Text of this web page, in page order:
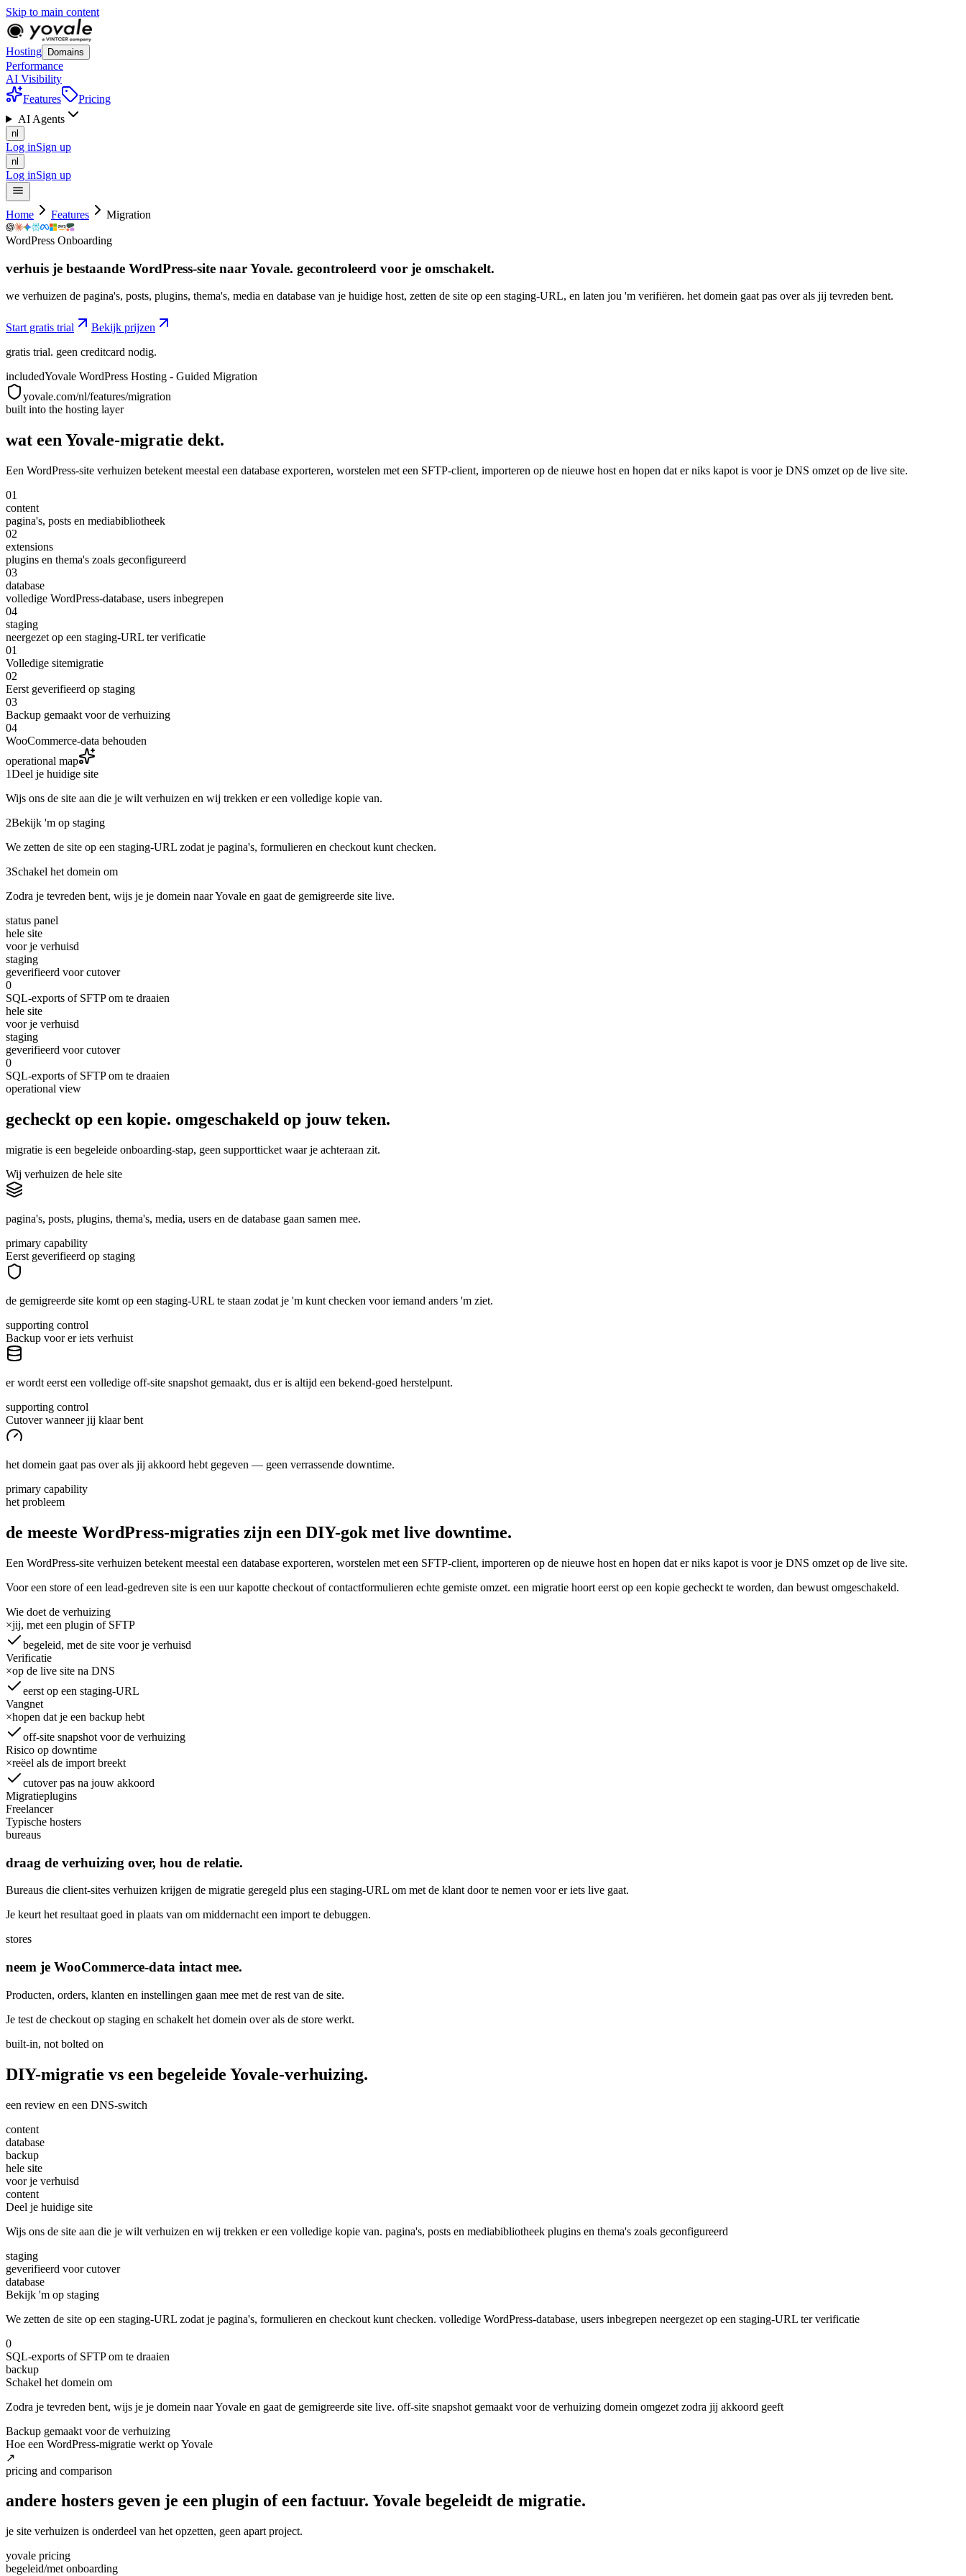
Skip to main content
Hosting Domains
Performance
AI Visibility
Features
Pricing
AI Agents
nl
Log inSign up
nl
Log inSign up
Home Features Migration
WordPress Onboarding
verhuis je bestaande WordPress-site naar Yovale. gecontroleerd voor je omschakelt.
we verhuizen de pagina's, posts, plugins, thema's, media en database van je huidige host, zetten de site op een staging-URL, en laten jou 'm verifiëren. het domein gaat pas over als jij tevreden bent.
Start gratis trial
Bekijk prijzen
gratis trial. geen creditcard nodig.
includedYovale WordPress Hosting - Guided Migration
yovale.com/nl/features/migration
built into the hosting layer
wat een Yovale-migratie dekt.
Een WordPress-site verhuizen betekent meestal een database exporteren, worstelen met een SFTP-client, importeren op de nieuwe host en hopen dat er niks kapot is voor je DNS omzet op de live site.
01
content
pagina's, posts en mediabibliotheek
02
extensions
plugins en thema's zoals geconfigureerd
03
database
volledige WordPress-database, users inbegrepen
04
staging
neergezet op een staging-URL ter verificatie
01
Volledige sitemigratie
02
Eerst geverifieerd op staging
03
Backup gemaakt voor de verhuizing
04
WooCommerce-data behouden
operational map
1Deel je huidige site
Wijs ons de site aan die je wilt verhuizen en wij trekken er een volledige kopie van.
2Bekijk 'm op staging
We zetten de site op een staging-URL zodat je pagina's, formulieren en checkout kunt checken.
3Schakel het domein om
Zodra je tevreden bent, wijs je je domein naar Yovale en gaat de gemigreerde site live.
status panel
hele site
voor je verhuisd
staging
geverifieerd voor cutover
0
SQL-exports of SFTP om te draaien
hele site
voor je verhuisd
staging
geverifieerd voor cutover
0
SQL-exports of SFTP om te draaien
operational view
gecheckt op een kopie. omgeschakeld op jouwteken.
migratie is een begeleide onboarding-stap, geen supportticket waar je achteraan zit.
Wij verhuizen de hele site
pagina's, posts, plugins, thema's, media, users en de database gaan samen mee.
primary capability
Eerst geverifieerd op staging
de gemigreerde site komt op een staging-URL te staan zodat je 'm kunt checken voor iemand anders 'm ziet.
supporting control
Backup voor er iets verhuist
er wordt eerst een volledige off-site snapshot gemaakt, dus er is altijd een bekend-goed herstelpunt.
supporting control
Cutover wanneer jij klaar bent
het domein gaat pas over als jij akkoord hebt gegeven — geen verrassende downtime.
primary capability
het probleem
de meeste WordPress-migraties zijn een DIY-gok met live downtime.
Een WordPress-site verhuizen betekent meestal een database exporteren, worstelen met een SFTP-client, importeren op de nieuwe host en hopen dat er niks kapot is voor je DNS omzet op de live site.
Voor een store of een lead-gedreven site is een uur kapotte checkout of contactformulieren echte gemiste omzet. een migratie hoort eerst op een kopie gecheckt te worden, dan bewust omgeschakeld.
Wie doet de verhuizing
×jij, met een plugin of SFTP
begeleid, met de site voor je verhuisd
Verificatie
×op de live site na DNS
eerst op een staging-URL
Vangnet
×hopen dat je een backup hebt
off-site snapshot voor de verhuizing
Risico op downtime
×reëel als de import breekt
cutover pas na jouw akkoord
Migratieplugins
Freelancer
Typische hosters
bureaus
draag de verhuizing over, hou de relatie.
Bureaus die client-sites verhuizen krijgen de migratie geregeld plus een staging-URL om met de klant door te nemen voor er iets live gaat.
Je keurt het resultaat goed in plaats van om middernacht een import te debuggen.
stores
neem je WooCommerce-data intact mee.
Producten, orders, klanten en instellingen gaan mee met de rest van de site.
Je test de checkout op staging en schakelt het domein over als de store werkt.
built-in, not bolted on
DIY-migratie vs een begeleide Yovale-verhuizing.
een review en een DNS-switch
content
database
backup
hele site
voor je verhuisd
content
Deel je huidige site
Wijs ons de site aan die je wilt verhuizen en wij trekken er een volledige kopie van. pagina's, posts en mediabibliotheek plugins en thema's zoals geconfigureerd
staging
geverifieerd voor cutover
database
Bekijk 'm op staging
We zetten de site op een staging-URL zodat je pagina's, formulieren en checkout kunt checken. volledige WordPress-database, users inbegrepen neergezet op een staging-URL ter verificatie
0
SQL-exports of SFTP om te draaien
backup
Schakel het domein om
Zodra je tevreden bent, wijs je je domein naar Yovale en gaat de gemigreerde site live. off-site snapshot gemaakt voor de verhuizing domein omgezet zodra jij akkoord geeft
Backup gemaakt voor de verhuizing
Hoe een WordPress-migratie werkt op Yovale
↗
pricing and comparison
andere hosters geven je een plugin of een factuur. Yovale begeleidt de migratie.
je site verhuizen is onderdeel van het opzetten, geen apart project.
yovale pricing
begeleid/met onboarding